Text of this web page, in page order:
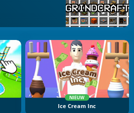
NIEUW
Ice Cream Inc